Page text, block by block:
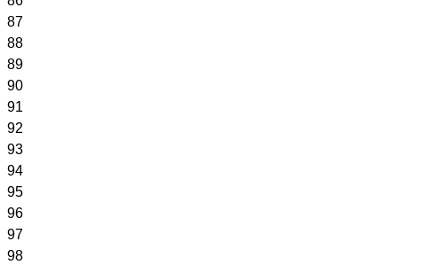
87
88
89
90
91
92
93
94
95
96
97
98